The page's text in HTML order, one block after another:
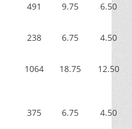
491 9.75 6.50
238 6.75 4.50
1064 18.75 12.50
375 6.75 4.50